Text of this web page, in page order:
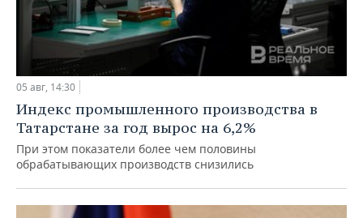
05 авг, 14:30
Индекс промышленного производства в
Татарстане за год вырос на 6,2%
При этом показатели более чем половины
обрабатывающих производств снизились